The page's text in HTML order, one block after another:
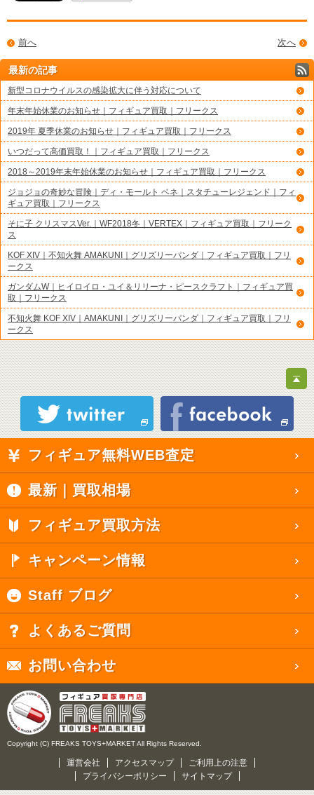
次へ
前へ
最新の記事
新型コロナウイルスの感染拡大に伴う対応について
年末年始休業のお知らせ｜フィギュア買取｜フリークス
2019年 夏季休業のお知らせ｜フィギュア買取｜フリークス
いつだって高価買取！｜フィギュア買取｜フリークス
2018～2019年末年始休業のお知らせ｜フィギュア買取｜フリークス
ジョジョの奇妙な冒険｜ディ・モールト ベネ｜スタチューレジェンド｜フィ
ギュア買取｜フリークス
そに子 クリスマスVer.｜WF2018冬｜VERTEX｜フィギュア買取｜フリーク
ス
KOF XIV｜不知火舞 AMAKUNI｜グリズリーパンダ｜フィギュア買取｜フリ
ークス
ガンダムW｜ヒイロイロ・ユイ＆リリーナ・ピースクラフト｜フィギュア買
取｜フリークス
不知火舞 KOF XIV｜AMAKUNI｜グリズリーパンダ｜フィギュア買取｜フリ
ークス
フィギュア無料WEB査定
最新｜買取相場
フィギュア買取方法
キャンペーン情報
Staff ブログ
よくあるご質問
お問い合わせ
Copyright (C) FREAKS TOYS+MARKET All Rights Reserved.
運営会社 アクセスマップ
ご利用上の注意
プライバシーポリシー
サイトマップ